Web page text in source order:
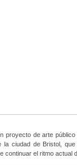
proyecto de arte
la ciudad de Bristol,
continuar el ritmo actual